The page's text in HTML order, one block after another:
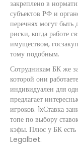
закреплено в
субъектов РФ и
перечнях могут быть
риски, когда работе
имуществом,
тому подобным.
Сотрудникам БК же
которой они
индивидуален для
предлагает
игроков. 1xСтавка
топе по выбору
кэфы. Плюс у БК есть
Legalbet.